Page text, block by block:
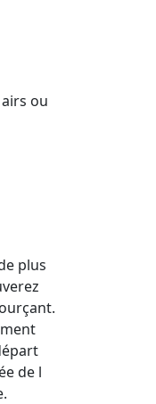
ou
plus
de l